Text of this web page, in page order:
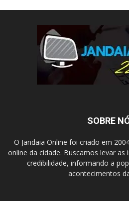
SOBRE
O Jandaia Online foi criado em
online da cidade. Buscamos levar
credibilidade, informando a
acontecimentos